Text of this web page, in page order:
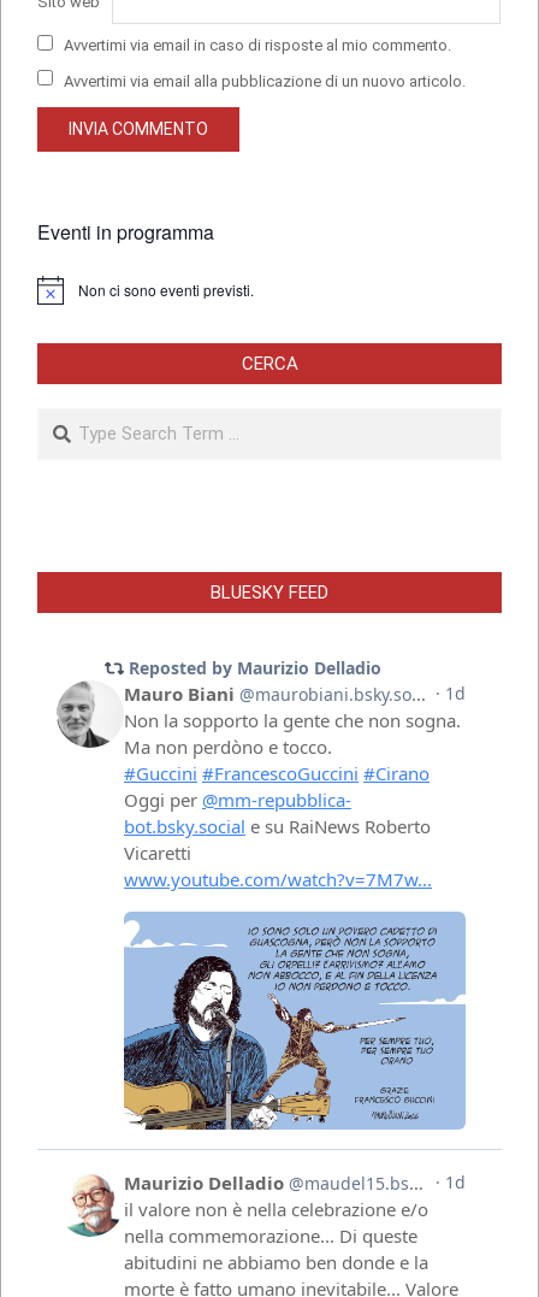
Avvertimi via email in caso di risposte al mio commento.
Avvertimi via email alla pubblicazione di un nuovo articolo.
Eventi in programma
Notice Non ci sono eventi previsti.
CERCA
Search
BLUESKY FEED